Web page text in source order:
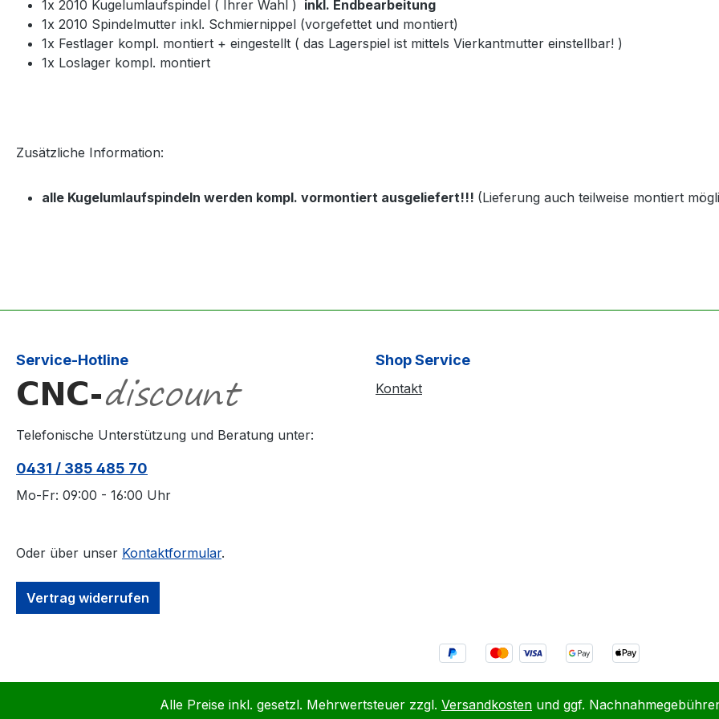
1x 2010 Kugelumlaufspindel ( Ihrer Wahl ) inkl. Endbearbeitung
1x 2010 Spindelmutter inkl. Schmiernippel (vorgefettet und montiert)
1x Festlager kompl. montiert + eingestellt ( das Lagerspiel ist mittels Vierkantmutter einstellbar! )
1x Loslager kompl. montiert
Zusätzliche Information:
alle Kugelumlaufspindeln werden kompl. vormontiert ausgeliefert!!! (Lieferung auch teilweise montiert
Service-Hotline
Telefonische Unterstützung und Beratung unter:
0431 / 385 485 70
Mo-Fr: 09:00 - 16:00 Uhr
Oder über unser Kontaktformular.
Vertrag widerrufen
Shop Service
Kontakt
Alle Preise inkl. gesetzl. Mehrwertsteuer zzgl. Versandkosten und ggf.